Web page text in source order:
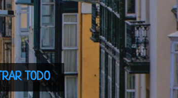
TODO